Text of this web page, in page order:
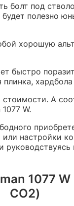
болт под
полезно
хорошую
быстро
А
W.
настройки
1077
CO2)